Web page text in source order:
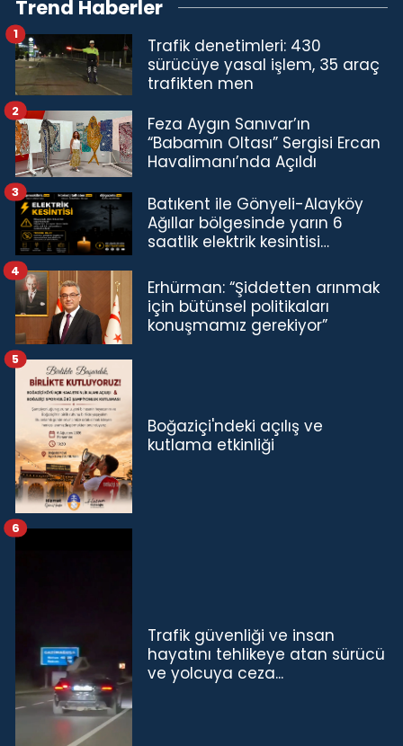
Trend Haberler
Trafik denetimleri: 430
sürücüye yasal işlem, 35 araç
trafikten men
1
Feza Aygın Sanıvar’ın
“Babamın Oltası” Sergisi Ercan
Havalimanı’nda Açıldı
2
Batıkent ile Gönyeli-Alayköy
Ağıllar bölgesinde yarın 6
saatlik elektrik kesintisi…
3
Erhürman: “Şiddetten arınmak
için bütünsel politikaları
konuşmamız gerekiyor”
4
Boğaziçi'ndeki açılış ve
kutlama etkinliği
5
Trafik güvenliği ve insan
hayatını tehlikeye atan sürücü
ve yolcuya ceza...
6